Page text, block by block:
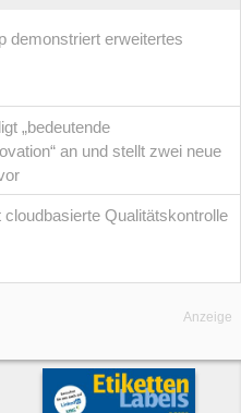
demonstriert erweitertes
„bedeutende
an und stellt zwei neue
cloudbasierte Qualitätskontrolle
Anzeige